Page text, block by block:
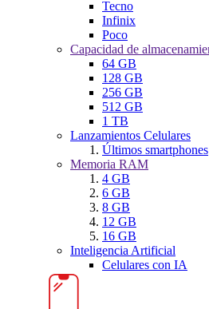
Tecno
Infinix
Poco
Capacidad de
64 GB
128 GB
256 GB
512 GB
1 TB
Lanzamientos Celulares
Últimos smartphones
Memoria RAM
4 GB
6 GB
8 GB
12 GB
16 GB
Inteligencia Artificial
Celulares con IA